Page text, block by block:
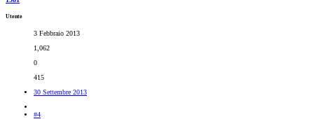
Utente
3 Febbraio 2013
1,062
0
415
30 Settembre 2013
#4